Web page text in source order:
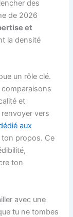
des
de 2026
et
la densité
un rôle clé.
et
vers
aux
ton propos. Ce
ton
avec une
tu ne tombes